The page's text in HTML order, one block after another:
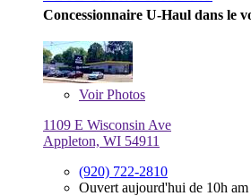
Concessionnaire U-Haul dans le
VoirPhotos
1109 E Wisconsin Ave
Appleton, WI 54911
(920) 722-2810
Ouvert aujourd'hui de 10h